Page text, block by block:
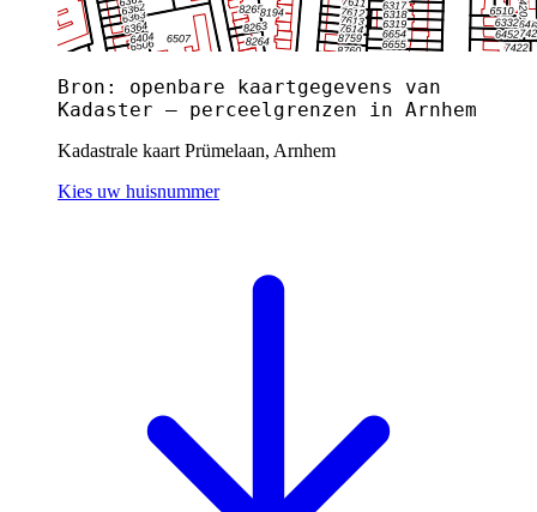
Bron: openbare kaartgegevens van
Kadaster — perceelgrenzen in Arnhem
Kadastrale kaart Prümelaan, Arnhem
Kies uw huisnummer